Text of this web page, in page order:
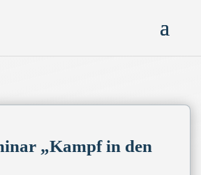
„Kampf in den